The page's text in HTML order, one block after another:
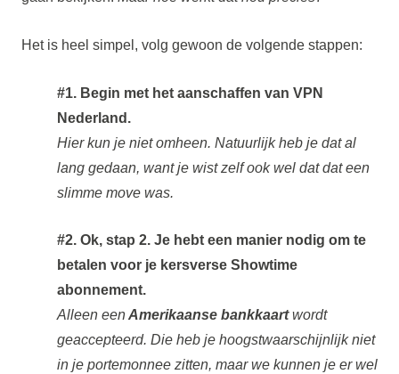
Het is heel simpel, volg gewoon de volgende stappen:
#1. Begin met het aanschaffen van VPN
Nederland.
Hier kun je niet omheen. Natuurlijk heb je dat al
lang gedaan, want je wist zelf ook wel dat dat een
slimme move was.
#2. Ok, stap 2. Je hebt een manier nodig om te
betalen voor je kersverse Showtime
abonnement.
Alleen eenAmerikaanse bankkaartwordt
geaccepteerd. Die heb je hoogstwaarschijnlijk niet
in je portemonnee zitten, maar we kunnen je er wel